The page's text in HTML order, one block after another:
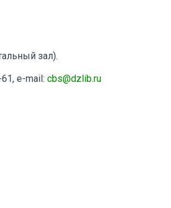
зал).
e-mail: cbs@dzlib.ru